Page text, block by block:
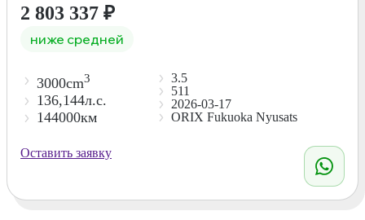
2 803 337 ₽
ниже средней
3000cm3
136,144л.с.
144000км
3.5
511
2026-03-17
ORIX Fukuoka Nyusats
Оставить заявку